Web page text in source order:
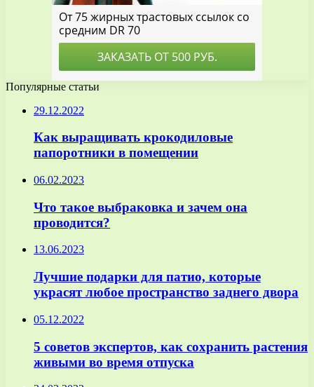
Популярные статьи
29.12.2022
Как выращивать крокодиловые
папоротники в помещении
06.02.2023
Что такое выбраковка и зачем она
проводится?
13.06.2023
Лучшие подарки для патио, которые
украсят любое пространство заднего двора
05.12.2022
5 советов экспертов, как сохранить растения
живыми во время отпуска